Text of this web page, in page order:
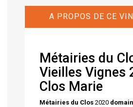
A PROPOS DE CE VIN
Métairies du
Vieilles Vignes
Clos Marie
Métairies du Clos2020